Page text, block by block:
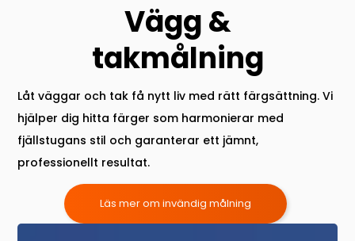
Vägg &
takmålning
Låt väggar och tak få nytt liv med rätt färgsättning. Vi
hjälper dig hitta färger som harmonierar med
fjällstugans stil och garanterar ett jämnt,
professionellt resultat.
Läs mer om invändig målning